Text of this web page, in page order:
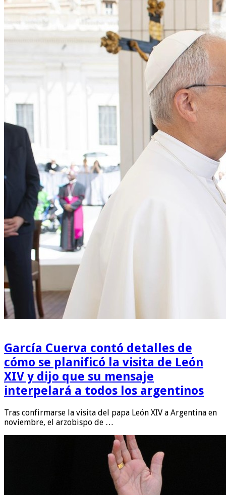
García Cuerva contó detalles de
cómo se planificó la visita de León
XIV y dijo que su mensaje
interpelará a todos los argentinos
Tras confirmarse la visita del papa León XIV a Argentina en
noviembre, el arzobispo de …